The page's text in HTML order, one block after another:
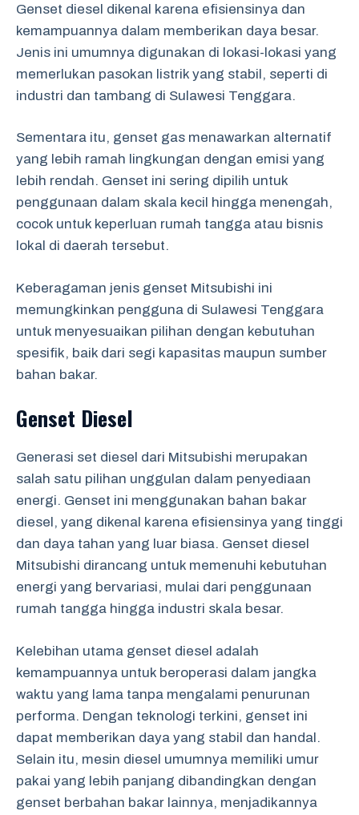
Genset diesel dikenal karena efisiensinya dan
kemampuannya dalam memberikan daya besar.
Jenis ini umumnya digunakan di lokasi-lokasi yang
memerlukan pasokan listrik yang stabil, seperti di
industri dan tambang di Sulawesi Tenggara.
Sementara itu, genset gas menawarkan alternatif
yang lebih ramah lingkungan dengan emisi yang
lebih rendah. Genset ini sering dipilih untuk
penggunaan dalam skala kecil hingga menengah,
cocok untuk keperluan rumah tangga atau bisnis
lokal di daerah tersebut.
Keberagaman jenis genset Mitsubishi ini
memungkinkan pengguna di Sulawesi Tenggara
untuk menyesuaikan pilihan dengan kebutuhan
spesifik, baik dari segi kapasitas maupun sumber
bahan bakar.
Genset Diesel
Generasi set diesel dari Mitsubishi merupakan
salah satu pilihan unggulan dalam penyediaan
energi. Genset ini menggunakan bahan bakar
diesel, yang dikenal karena efisiensinya yang tinggi
dan daya tahan yang luar biasa. Genset diesel
Mitsubishi dirancang untuk memenuhi kebutuhan
energi yang bervariasi, mulai dari penggunaan
rumah tangga hingga industri skala besar.
Kelebihan utama genset diesel adalah
kemampuannya untuk beroperasi dalam jangka
waktu yang lama tanpa mengalami penurunan
performa. Dengan teknologi terkini, genset ini
dapat memberikan daya yang stabil dan handal.
Selain itu, mesin diesel umumnya memiliki umur
pakai yang lebih panjang dibandingkan dengan
genset berbahan bakar lainnya, menjadikannya